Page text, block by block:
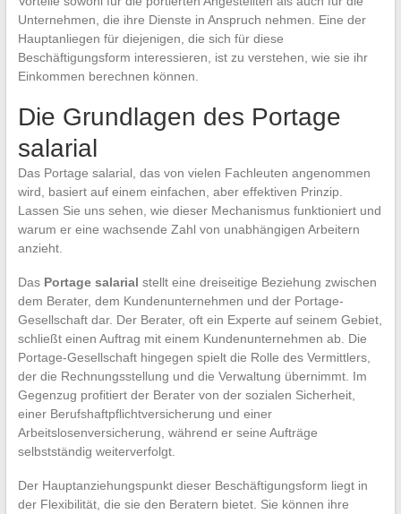
Unternehmen, die ihre Dienste in Anspruch nehmen. Eine der
Hauptanliegen für diejenigen, die sich für diese
Beschäftigungsform interessieren, ist zu verstehen, wie sie ihr
Einkommen berechnen können.
Die Grundlagen des Portage
salarial
Das Portage salarial, das von vielen Fachleuten angenommen
wird, basiert auf einem einfachen, aber effektiven Prinzip.
Lassen Sie uns sehen, wie dieser Mechanismus funktioniert und
warum er eine wachsende Zahl von unabhängigen Arbeitern
anzieht.
Das Portage salarial stellt eine dreiseitige Beziehung zwischen
dem Berater, dem Kundenunternehmen und der Portage-
Gesellschaft dar. Der Berater, oft ein Experte auf seinem Gebiet,
schließt einen Auftrag mit einem Kundenunternehmen ab. Die
Portage-Gesellschaft hingegen spielt die Rolle des Vermittlers,
der die Rechnungsstellung und die Verwaltung übernimmt. Im
Gegenzug profitiert der Berater von der sozialen Sicherheit,
einer Berufshaftpflichtversicherung und einer
Arbeitslosenversicherung, während er seine Aufträge
selbstständig weiterverfolgt.
Der Hauptanziehungspunkt dieser Beschäftigungsform liegt in
der Flexibilität, die sie den Beratern bietet. Sie können ihre